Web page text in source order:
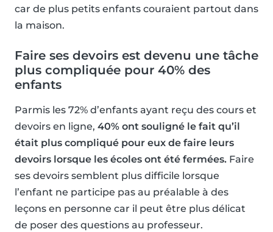
car de plus petits enfants couraient partout dans
la maison.
Faire ses devoirs est devenu une tâche
plus compliquée pour 40% des
enfants
Parmis les 72% d’enfants ayant reçu des cours et
devoirs en ligne, 40% ont souligné le fait qu’il
était plus compliqué pour eux de faire leurs
devoirs lorsque les écoles ont été fermées. Faire
ses devoirs semblent plus difficile lorsque
l’enfant ne participe pas au préalable à des
leçons en personne car il peut être plus délicat
de poser des questions au professeur.